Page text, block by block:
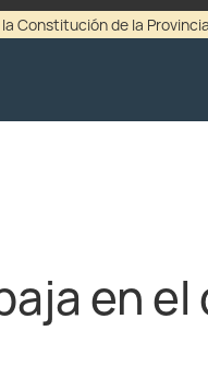
Constitución de la
en el